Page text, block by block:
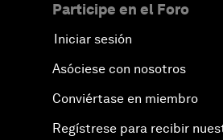
Participe en el Foro
Iniciar sesión
Asóciese con nosotros
Conviértase en miembro
Regístrese para recibir